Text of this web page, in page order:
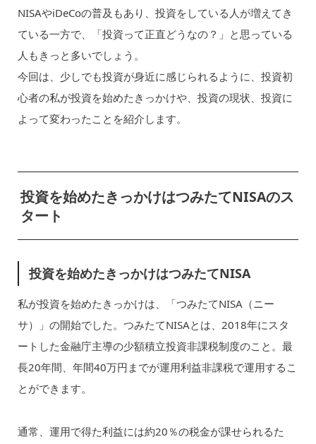
NISAやiDeCoの普及もあり、投資をしている人が増えてき
ている一方で、「投資って正直どうなの？」と思っている
人もきっと多いでしょう。
今回は、少しでも投資が身近に感じられるように、投資初
心者の私が投資を始めたきっかけや、投資の現状、投資に
よって変わったことを紹介します。
投資を始めたきっかけはつみたてNISAのス
タート
投資を始めたきっかけはつみたてNISA
私が投資を始めたきっかけは、「つみたてNISA（ニー
サ）」の開始でした。つみたてNISAとは、2018年にスタ
ートした金融庁主導の少額積立投資非課税制度のこと。最
長20年間、年間40万円までが運用利益非課税で運用するこ
とができます。
通常、運用で得た利益には約20％の税金が課せられるた